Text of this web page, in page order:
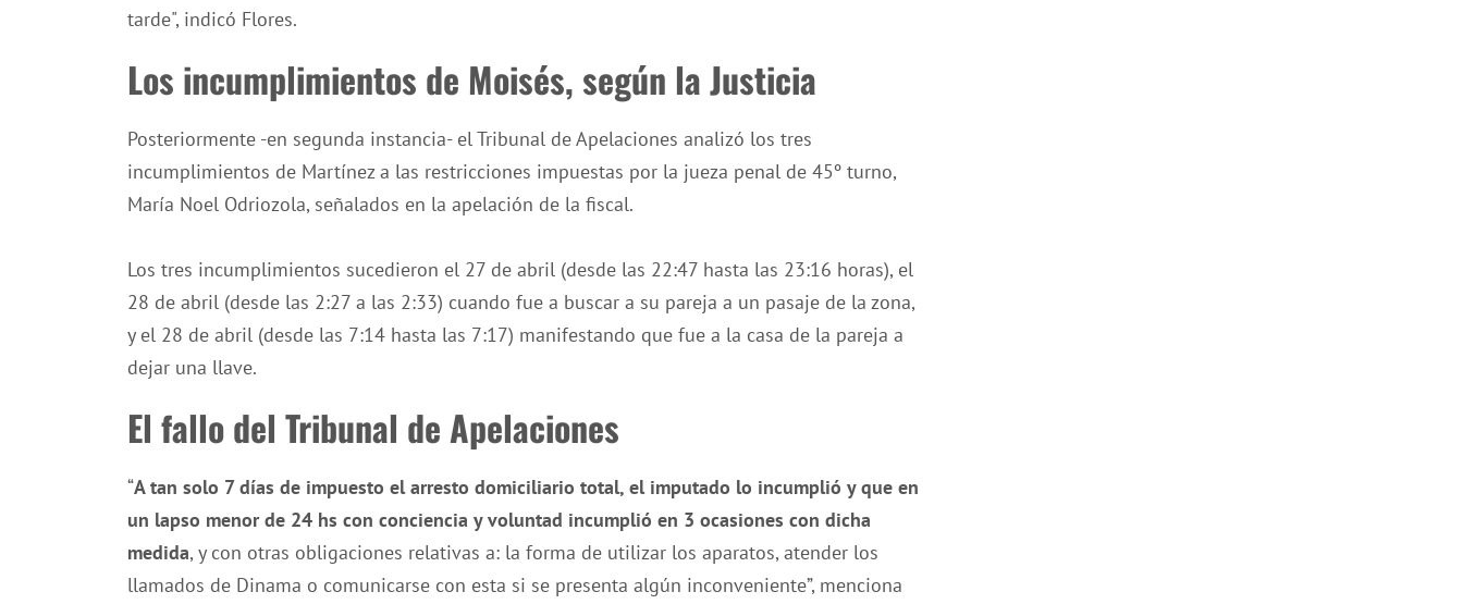
tarde", indicó Flores.
Los incumplimientos de Moisés, según la Justicia
Posteriormente -en segunda instancia- el Tribunal de Apelaciones analizó los tres
incumplimientos de Martínez a las restricciones impuestas por la jueza penal de 45º turno,
María Noel Odriozola, señalados en la apelación de la fiscal.
Los tres incumplimientos sucedieron el 27 de abril (desde las 22:47 hasta las 23:16 horas), el
28 de abril (desde las 2:27 a las 2:33) cuando fue a buscar a su pareja a un pasaje de la zona,
y el 28 de abril (desde las 7:14 hasta las 7:17) manifestando que fue a la casa de la pareja a
dejar una llave.
El fallo del Tribunal de Apelaciones
“A tan solo 7 días de impuesto el arresto domiciliario total, el imputado lo incumplió y que en
un lapso menor de 24 hs con conciencia y voluntad incumplió en 3 ocasiones con dicha
medida, y con otras obligaciones relativas a: la forma de utilizar los aparatos, atender los
llamados de Dinama o comunicarse con esta si se presenta algún inconveniente”, menciona